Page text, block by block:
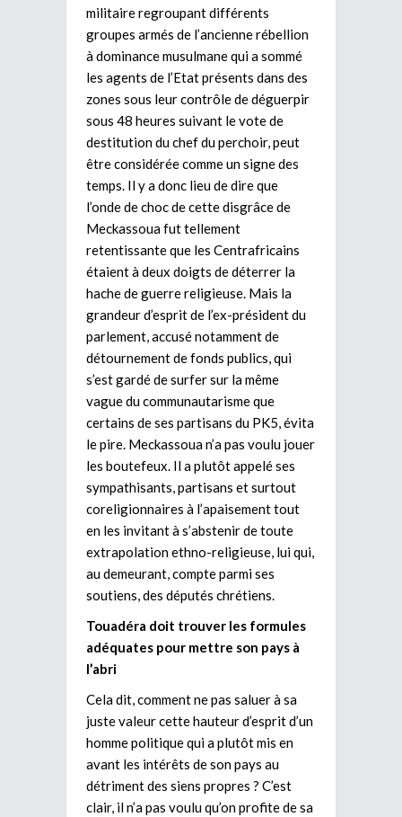
militaire regroupant différents
groupes armés de l’ancienne rébellion
à dominance musulmane qui a sommé
les agents de l’Etat présents dans des
zones sous leur contrôle de déguerpir
sous 48 heures suivant le vote de
destitution du chef du perchoir, peut
être considérée comme un signe des
temps. Il y a donc lieu de dire que
l’onde de choc de cette disgrâce de
Meckassoua fut tellement
retentissante que les Centrafricains
étaient à deux doigts de déterrer la
hache de guerre religieuse. Mais la
grandeur d’esprit de l’ex-président du
parlement, accusé notamment de
détournement de fonds publics, qui
s’est gardé de surfer sur la même
vague du communautarisme que
certains de ses partisans du PK5, évita
le pire. Meckassoua n’a pas voulu jouer
les boutefeux. Il a plutôt appelé ses
sympathisants, partisans et surtout
coreligionnaires à l’apaisement tout
en les invitant à s’abstenir de toute
extrapolation ethno-religieuse, lui qui,
au demeurant, compte parmi ses
soutiens, des députés chrétiens.
Touadéra doit trouver les formules
adéquates pour mettre son pays à
l’abri
Cela dit, comment ne pas saluer à sa
juste valeur cette hauteur d’esprit d’un
homme politique qui a plutôt mis en
avant les intérêts de son pays au
détriment des siens propres ? C’est
clair, il n’a pas voulu qu’on profite de sa